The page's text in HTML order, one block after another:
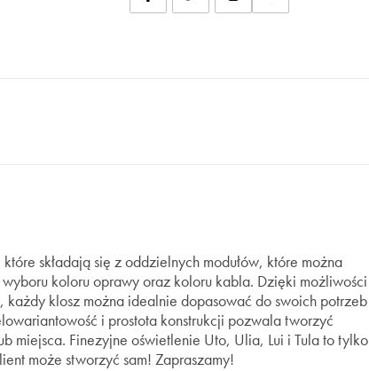
składają się z oddzielnych modułów, które można
koloru oprawy oraz koloru kabla. Dzięki możliwości
każdy klosz można idealnie dopasować do swoich potrzeb
i prostota konstrukcji pozwala tworzyć
miejsca. Finezyjne oświetlenie Uto, Ulia, Lui i Tula to tylko
może stworzyć sam! Zapraszamy!